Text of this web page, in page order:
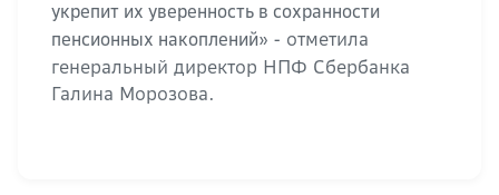
укрепит их уверенность в сохранности
пенсионных накоплений» - отметила
генеральный директор НПФ Сбербанка
Галина Морозова.